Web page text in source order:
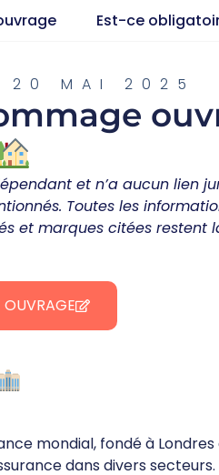
Est-ce
20 MAI 2025
et n’a aucun lien
Toutes les
et marques citées restent
mondial, fondé à
dans divers secteurs.